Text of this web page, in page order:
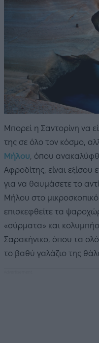
Μπορεί η Σαντορίνη να
της σε όλο τον κόσμο,
Μήλου, όπου
Αφροδίτης, είναι
για να θαυμάσετε το
Μήλου στο
επισκεφθείτε τα
«σύρματα» και
Σαρακήνικο, όπου τα
το βαθύ γαλάζιο της